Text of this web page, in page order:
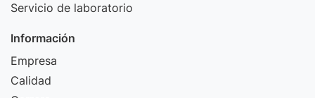
Servicio de laboratorio
Información
Empresa
Calidad